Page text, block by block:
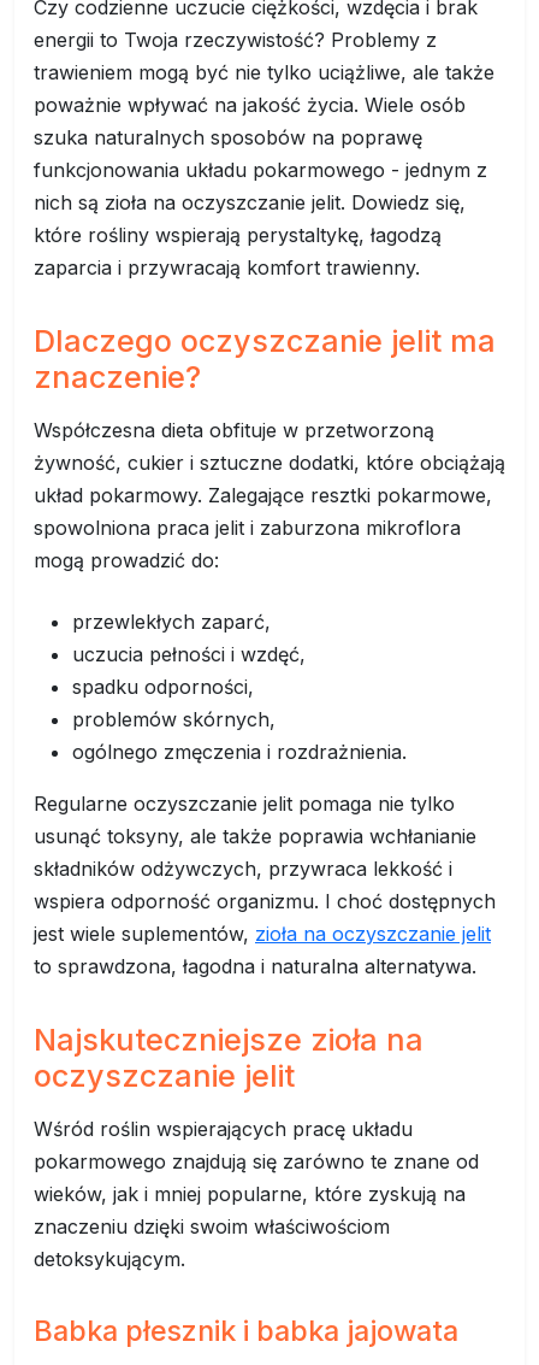
Czy codzienne uczucie ciężkości, wzdęcia i brak
energii to Twoja rzeczywistość? Problemy z
trawieniem mogą być nie tylko uciążliwe, ale także
poważnie wpływać na jakość życia. Wiele osób
szuka naturalnych sposobów na poprawę
funkcjonowania układu pokarmowego - jednym z
nich są zioła na oczyszczanie jelit. Dowiedz się,
które rośliny wspierają perystaltykę, łagodzą
zaparcia i przywracają komfort trawienny.
Dlaczego oczyszczanie jelit ma
znaczenie?
Współczesna dieta obfituje w przetworzoną
żywność, cukier i sztuczne dodatki, które obciążają
układ pokarmowy. Zalegające resztki pokarmowe,
spowolniona praca jelit i zaburzona mikroflora
mogą prowadzić do:
przewlekłych zaparć,
uczucia pełności i wzdęć,
spadku odporności,
problemów skórnych,
ogólnego zmęczenia i rozdrażnienia.
Regularne oczyszczanie jelit pomaga nie tylko
usunąć toksyny, ale także poprawia wchłanianie
składników odżywczych, przywraca lekkość i
wspiera odporność organizmu. I choć dostępnych
jest wiele suplementów, zioła na oczyszczanie jelit
to sprawdzona, łagodna i naturalna alternatywa.
Najskuteczniejsze zioła na
oczyszczanie jelit
Wśród roślin wspierających pracę układu
pokarmowego znajdują się zarówno te znane od
wieków, jak i mniej popularne, które zyskują na
znaczeniu dzięki swoim właściwościom
detoksykującym.
Babka płesznik i babka jajowata